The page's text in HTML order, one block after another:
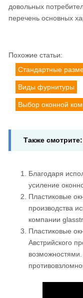
довольных
перечень основных
Похожие статьи:
Стандартные
Виды фурнитуры
Выбор оконной
Также смотрите:
Благодаря
усиление
Пластиковые
производства
компании
Пластиковые
Австрийского